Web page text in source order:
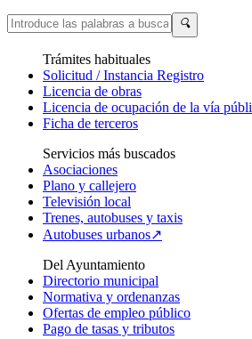
🔍
Trámites habituales
Solicitud / Instancia Registro
Licencia de obras
Licencia de ocupación de la vía
Ficha de terceros
Servicios más buscados
Asociaciones
Plano y callejero
Televisión local
Trenes, autobuses y taxis
Autobuses urbanos↗
Del Ayuntamiento
Directorio municipal
Normativa y ordenanzas
Ofertas de empleo público
Pago de tasas y tributos